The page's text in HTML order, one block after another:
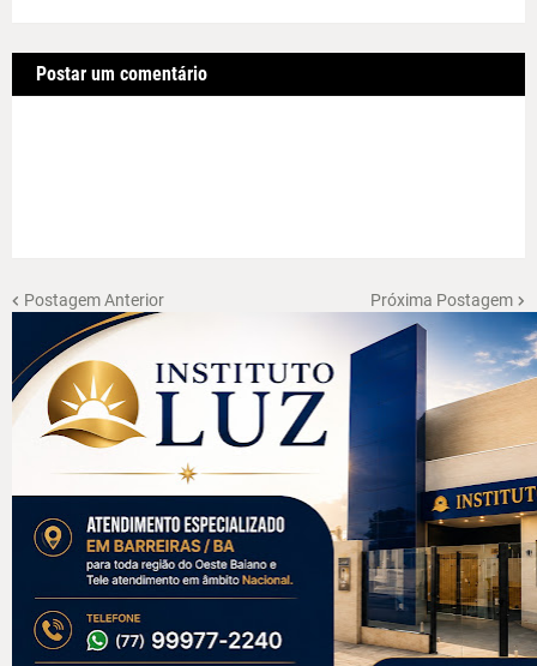
Postar um comentário
Postagem Anterior Próxima Postagem